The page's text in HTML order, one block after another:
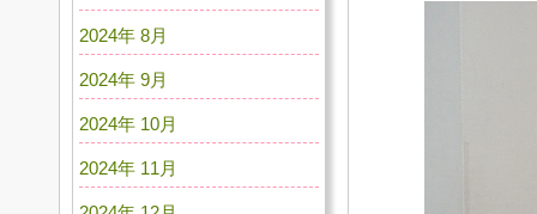
2024年 8月
2024年 9月
2024年 10月
2024年 11月